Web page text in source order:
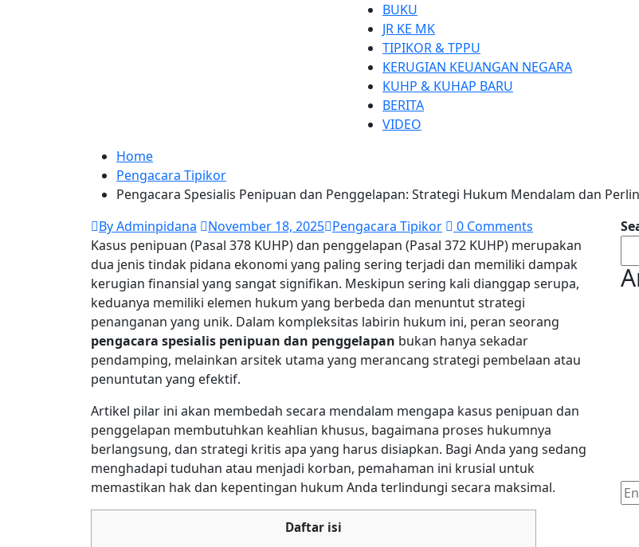
BUKU
JR KE MK
TIPIKOR & TPPU
KERUGIAN KEUANGAN NEGARA
KUHP & KUHAP BARU
BERITA
VIDEO
Home
Pengacara Tipikor
Pengacara Spesialis Penipuan dan Penggelapan: Strategi Hukum Mendalam dan
By Adminpidana
November 18, 2025 Pengacara Tipikor
0 Comments
Kasus penipuan (Pasal 378 KUHP) dan penggelapan (Pasal 372 KUHP) merupakan
dua jenis tindak pidana ekonomi yang paling sering terjadi dan memiliki dampak
kerugian finansial yang sangat signifikan. Meskipun sering kali dianggap serupa,
keduanya memiliki elemen hukum yang berbeda dan menuntut strategi
penanganan yang unik. Dalam kompleksitas labirin hukum ini, peran seorang
pengacara spesialis penipuan dan penggelapan bukan hanya sekadar
pendamping, melainkan arsitek utama yang merancang strategi pembelaan atau
penuntutan yang efektif.
Artikel pilar ini akan membedah secara mendalam mengapa kasus penipuan dan
penggelapan membutuhkan keahlian khusus, bagaimana proses hukumnya
berlangsung, dan strategi kritis apa yang harus disiapkan. Bagi Anda yang sedang
menghadapi tuduhan atau menjadi korban, pemahaman ini krusial untuk
memastikan hak dan kepentingan hukum Anda terlindungi secara maksimal.
Daftar isi